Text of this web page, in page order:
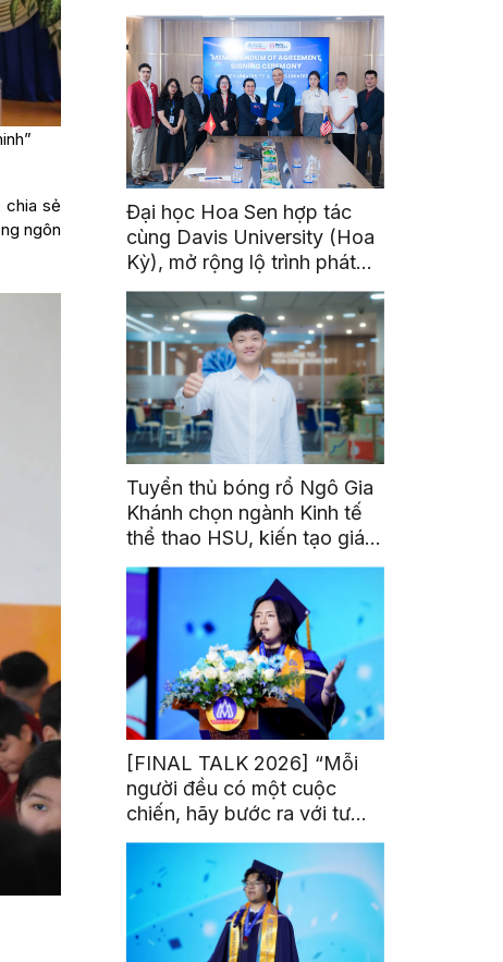
chia sẻ
ngôn
Đại học Hoa Sen hợp tác
cùng Davis University (Hoa
Kỳ), mở rộng lộ trình phát
triển toàn cầu cho sinh viên
Tuyển thủ bóng rổ Ngô Gia
Khánh chọn ngành Kinh tế
thể thao HSU, kiến tạo giá
trị từ đam mê thể thao
[FINAL TALK 2026] “Mỗi
người đều có một cuộc
chiến, hãy bước ra với tư
thế của người chiến thắng”